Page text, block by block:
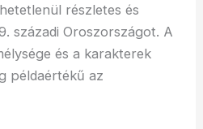
részletes és
századi Oroszországot. A
és a karakterek
példaértékű az